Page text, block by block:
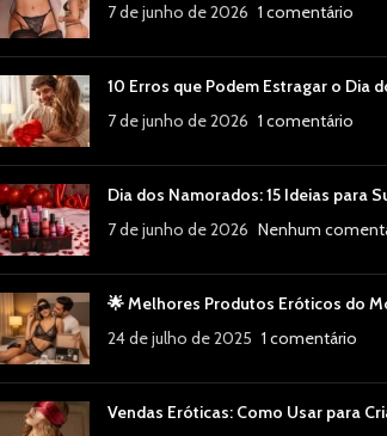
7 de junho de 2026 1 comentário
10 Erros que Podem Estragar o Dia
7 de junho de 2026 1 comentário
Dia dos Namorados: 15 Ideias para
7 de junho de 2026 Nenhum
🌟 Melhores Produtos Eróticos do
24 de julho de 2025 1 comentário
Vendas Eróticas: Como Usar para